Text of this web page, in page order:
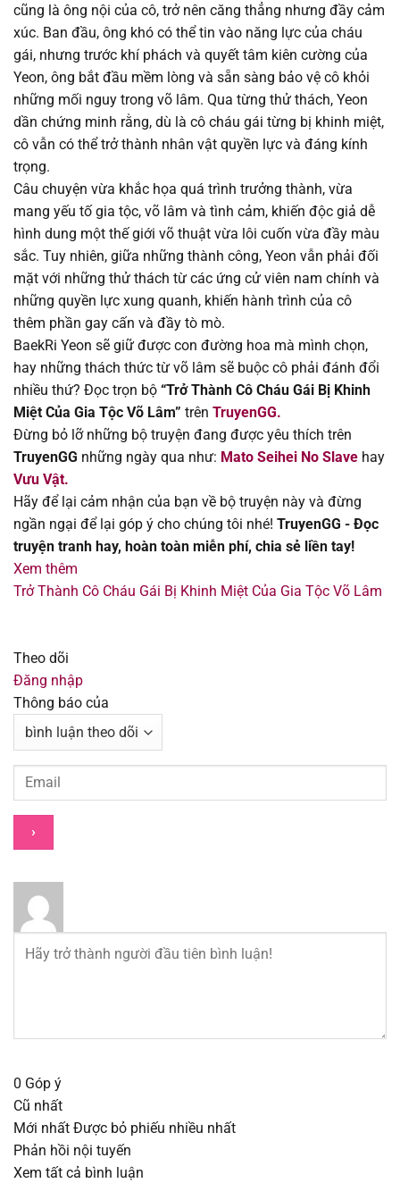
Chapter 72 19/08/2025
Chapter 71 19/08/2025
Chapter 70 19/08/2025
Chapter 69 19/08/2025
Chapter 62 19/08/2025
Chapter 61 19/08/2025
Chapter 60 19/08/2025
Chapter 59 19/08/2025
Chapter 58 19/08/2025
Chapter 57.2 19/08/2025
Chapter 57.1
Chapter 56.2 19/08/2025
Chapter 56.1
Chapter 55.1
Chapter 54.2
Chapter 54.1
Chapter 53.2
Chapter 53.1
Chapter 52.2
Chapter 52.1 19/08/2025
Chapter 49
Chapter 48
cũng là ông nội của cô, trở nên căng thẳng nhưng đầy cảm
xúc. Ban đầu, ông khó có thể tin vào năng lực của cháu
gái, nhưng trước khí phách và quyết tâm kiên cường của
Yeon, ông bắt đầu mềm lòng và sẵn sàng bảo vệ cô khỏi
những mối nguy trong võ lâm. Qua từng thử thách, Yeon
dần chứng minh rằng, dù là cô cháu gái từng bị khinh miệt,
cô vẫn có thể trở thành nhân vật quyền lực và đáng kính
trọng.
Câu chuyện vừa khắc họa quá trình trưởng thành, vừa
mang yếu tố gia tộc, võ lâm và tình cảm, khiến độc giả dễ
hình dung một thế giới võ thuật vừa lôi cuốn vừa đầy màu
sắc. Tuy nhiên, giữa những thành công, Yeon vẫn phải đối
mặt với những thử thách từ các ứng cử viên nam chính và
những quyền lực xung quanh, khiến hành trình của cô
thêm phần gay cấn và đầy tò mò.
BaekRi Yeon sẽ giữ được con đường hoa mà mình chọn,
hay những thách thức từ võ lâm sẽ buộc cô phải đánh đổi
nhiều thứ? Đọc trọn bộ “Trở Thành Cô Cháu Gái Bị Khinh
Miệt Của Gia Tộc Võ Lâm” trên TruyenGG.
Đừng bỏ lỡ những bộ truyện đang được yêu thích trên
TruyenGG những ngày qua như: Mato Seihei No Slave hay
Vưu Vật.
Hãy để lại cảm nhận của bạn về bộ truyện này và đừng
ngần ngại để lại góp ý cho chúng tôi nhé! TruyenGG - Đọc
truyện tranh hay, hoàn toàn miễn phí, chia sẻ liền tay!
Xem thêm
Trở Thành Cô Cháu Gái Bị Khinh Miệt Của Gia Tộc Võ Lâm
Theo dõi
Đăng nhập
Thông báo của
0 Góp ý
Cũ nhất
Mới nhất Được bỏ phiếu nhiều nhất
Phản hồi nội tuyến
Xem tất cả bình luận